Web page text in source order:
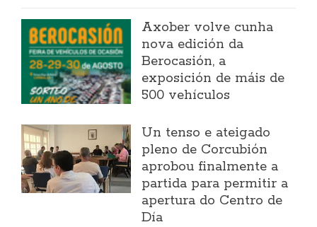
Axober volve cunha
nova edición da
Berocasión, a
exposición de máis de
500 vehículos
Un tenso e ateigado
pleno de Corcubión
aprobou finalmente a
partida para permitir a
apertura do Centro de
Día